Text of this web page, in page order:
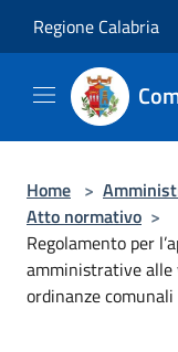
Regione Calabria
Home >
Atto normativo >
Regolamento per
amministrative alle
ordinanze comunali